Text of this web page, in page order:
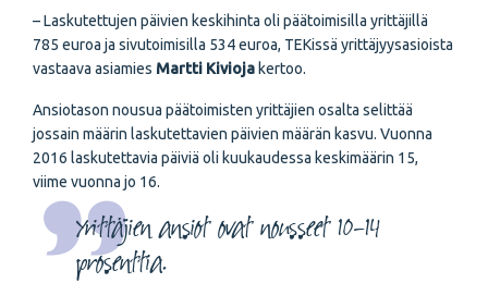
– Laskutettujen päivien keskihinta oli päätoimisilla yrittäjillä
785 euroa ja sivutoimisilla 534 euroa, TEKissä yrittäjyysasioista
vastaava asiamies Martti Kivioja kertoo.
Ansiotason nousua päätoimisten yrittäjien osalta selittää
jossain määrin laskutettavien päivien määrän kasvu. Vuonna
2016 laskutettavia päiviä oli kuukaudessa keskimäärin 15,
viime vuonna jo 16.
Yrittäjien ansiot ovat nousseet 10–14
prosenttia.